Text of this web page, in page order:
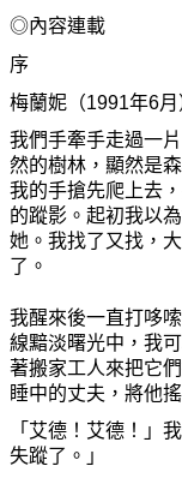
◎內容連載
序
梅蘭妮 （1991年6月
我們手牽手走過一
然的樹林，顯然是
我的手搶先爬上去
的蹤影。起初我以
她 。我找了又找，
了。
我醒來後一直打哆嗦
線黯淡曙光中，我
著搬家工人來把它
睡中的丈夫，將他搖
「艾德！艾德！」
失蹤了。」